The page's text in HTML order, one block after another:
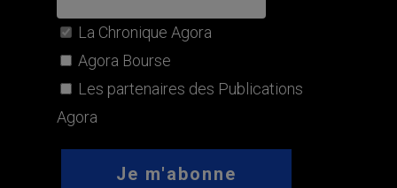
La Chronique Agora
Agora Bourse
Les partenaires des Publications
Agora